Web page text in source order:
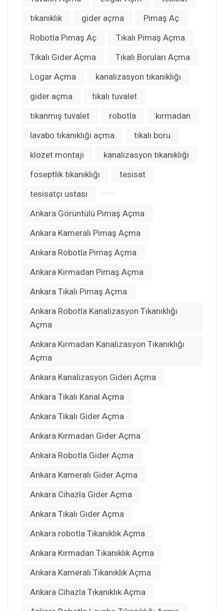
tıkanıklık
gider açma
Pimaş Aç
Robotla Pimaş Aç
Tıkalı Pimaş Açma
Tıkalı Gider Açma
Tıkalı Boruları Açma
Logar Açma
kanalizasyon tıkanıklığı
gider açma
tıkalı tuvalet
tıkanmış tuvalet
robotla
kırmadan
lavabo tıkanıklığı açma
tıkalı boru
klozet montajı
kanalizasyon tıkanıklığı
foseptlik tıkanıklığı
tesisat
tesisatçı ustası
Ankara Görüntülü Pimaş Açma
Ankara Kameralı Pimaş Açma
Ankara Robotla Pimaş Açma
Ankara Kırmadan Pimaş Açma
Ankara Tıkalı Pimaş Açma
Ankara Robotla Kanalizasyon Tıkanıklığı
Açma
Ankara Kırmadan Kanalizasyon Tıkanıklığı
Açma
Ankara Kanalizasyon Gideri Açma
Ankara Tıkalı Kanal Açma
Ankara Tıkalı Gider Açma
Ankara Kırmadan Gider Açma
Ankara Robotla Gider Açma
Ankara Kameralı Gider Açma
Ankara Cihazla Gider Açma
Ankara Tıkalı Gider Açma
Ankara robotla Tıkanıklık Açma
Ankara Kırmadan Tıkanıklık Açma
Ankara Kameralı Tıkanıklık Açma
Ankara Cihazla Tıkanıklık Açma